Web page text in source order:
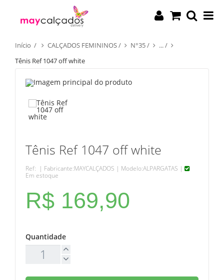
Início / CALÇADOS FEMININOS/ N°35/ .../
Tênis Ref 1047 off white
Tênis Ref 1047 off white
Ref: | Fabricante:MAYCALÇADOS | Modelo:ALPARGATAS |
Em estoque
R$ 169,90
Quantidade